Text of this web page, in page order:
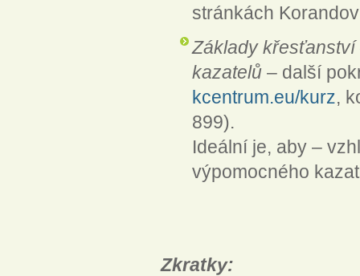
stránkách
Základy
kazatelů – další
kcentrum.eu/kurz,
899).
Ideální je, aby –
výpomocného
Zkratky: